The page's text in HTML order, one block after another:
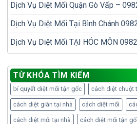
Dịch Vụ Diệt Mối Quận Gò Vấp –
Dịch Vụ Diệt Mối Tại Bình Chánh
Dịch Vụ Diệt Mối TẠI HÓC MÔN
TỪ KHÓA TÌM KIẾM
bí quyết diệt mối tận gốc cách diệt chuột
cách diệt gián tại nhà cách diệt mối
cách diệt mối tại nhà cách diệt mối tận